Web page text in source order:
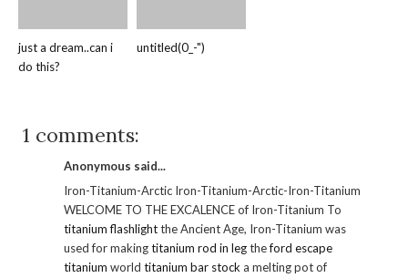
just a dream..can i
do this?
untitled(0_-")
1 comments:
Anonymous said...
Iron-Titanium-Arctic Iron-Titanium-Arctic-Iron-Titanium
WELCOME TO THE EXCALENCE of Iron-Titanium To
titanium flashlightthe Ancient Age, Iron-Titanium was
used for makingtitanium rod in legtheford escape
titanium world titanium bar stock a melting pot of